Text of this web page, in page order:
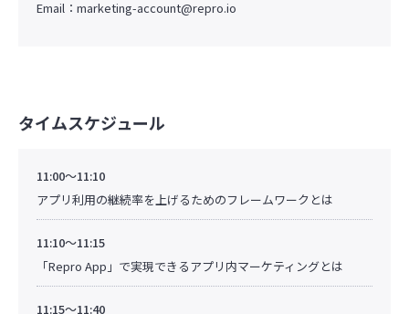
Email： marketing-account@repro.io
タイムスケジュール
11:00～11:10
アプリ利用の継続率を上げるためのフレームワークとは
11:10～11:15
「Repro App」で実現できるアプリ内マーケティングとは
11:15～11:40